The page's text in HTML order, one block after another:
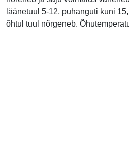
läänetuul 5-12, puhanguti kuni
õhtul tuul nõrgeneb.